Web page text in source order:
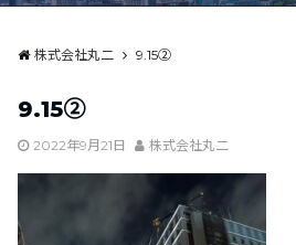
株式会社丸二 9.15➁
9.15➁
2022年9月21日 株式会社丸二